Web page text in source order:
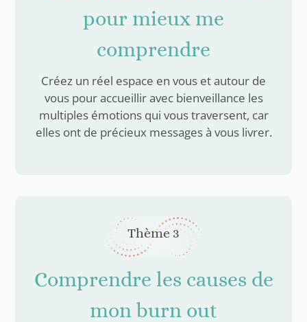
pour mieux me
comprendre
Créez un réel espace en vous et autour de
vous pour accueillir avec bienveillance les
multiples émotions qui vous traversent, car
elles ont de précieux messages à vous livrer.
Thème 3
Comprendre les causes de
mon burn out